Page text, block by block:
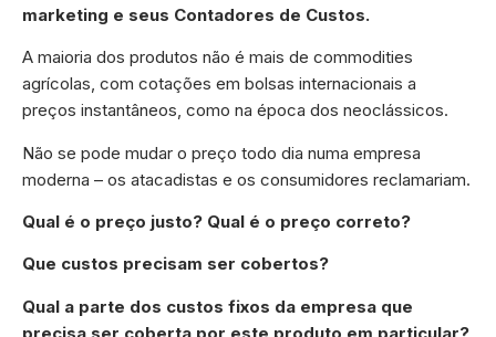
marketing e seus Contadores de Custos.
A maioria dos produtos não é mais de commodities
agrícolas, com cotações em bolsas internacionais a
preços instantâneos, como na época dos neoclássicos.
Não se pode mudar o preço todo dia numa empresa
moderna – os atacadistas e os consumidores reclamariam.
Qual é o preço justo? Qual é o preço correto?
Que custos precisam ser cobertos?
Qual a parte dos custos fixos da empresa que